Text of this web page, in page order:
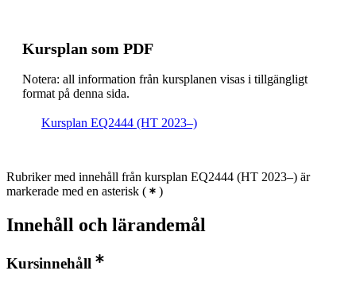
Kursplan som PDF
Notera: all information från kursplanen visas i tillgängligt
format på denna sida.
Kursplan EQ2444 (HT 2023–)
Rubriker med innehåll från kursplan EQ2444 (HT 2023–) är
markerade med en asterisk ( )
Innehåll och lärandemål
Kursinnehåll